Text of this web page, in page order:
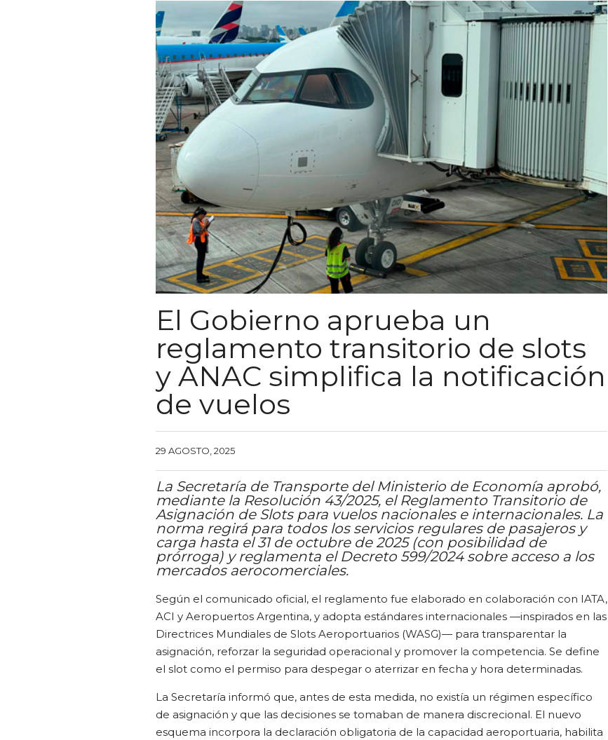
El Gobierno aprueba un
reglamento transitorio de slots
y ANAC simplifica la notificación
de vuelos
29 AGOSTO, 2025
La Secretaría de Transporte del Ministerio de Economía aprobó,
mediante la Resolución 43/2025, el Reglamento Transitorio de
Asignación de Slots para vuelos nacionales e internacionales. La
norma regirá para todos los servicios regulares de pasajeros y
carga hasta el 31 de octubre de 2025 (con posibilidad de
prórroga) y reglamenta el Decreto 599/2024 sobre acceso a los
mercados aerocomerciales.
Según el comunicado oficial, el reglamento fue elaborado en colaboración con IATA,
ACI y Aeropuertos Argentina, y adopta estándares internacionales —inspirados en las
Directrices Mundiales de Slots Aeroportuarios (WASG)— para transparentar la
asignación, reforzar la seguridad operacional y promover la competencia. Se define
el slot como el permiso para despegar o aterrizar en fecha y hora determinadas.
La Secretaría informó que, antes de esta medida, no existía un régimen específico
de asignación y que las decisiones se tomaban de manera discrecional. El nuevo
esquema incorpora la declaración obligatoria de la capacidad aeroportuaria, habilita